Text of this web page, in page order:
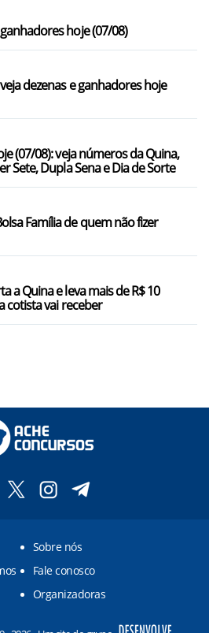
hoje (07/08)
dezenas e ganhadores hoje
(07/08): veja números da Quina,
Sete, Dupla Sena e Dia de Sorte
Família de quem não fizer
a Quina e leva mais de R$ 10
cotista vai receber
Sobre nós
Fale conosco
Organizadoras